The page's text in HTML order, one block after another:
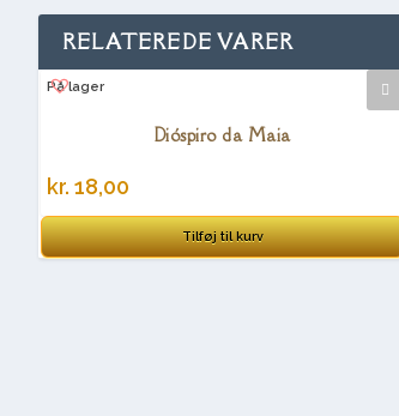
RELATEREDE VARER
På lager
Dióspiro da Maia
kr. 18,00
Tilføj til kurv